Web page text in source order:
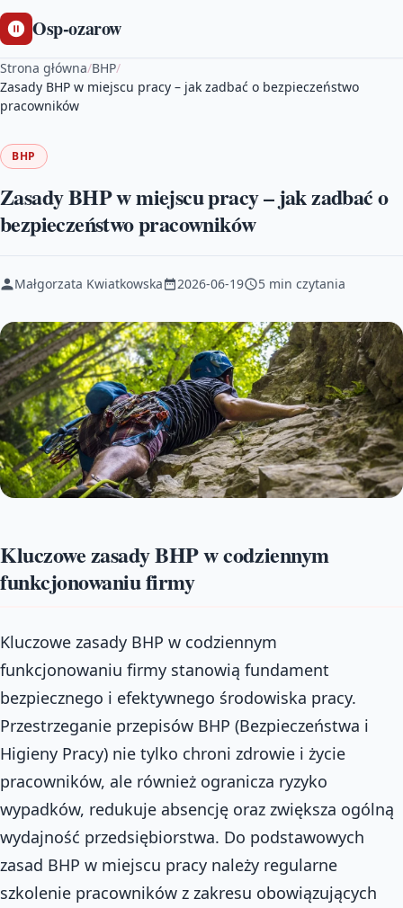
Osp-ozarow
Strona główna/BHP/
Zasady BHP w miejscu pracy – jak zadbać o bezpieczeństwo
pracowników
BHP
Zasady BHP w miejscu pracy – jak zadbać o
bezpieczeństwo pracowników
Małgorzata Kwiatkowska 2026-06-19 5 min czytania
Kluczowe zasady BHP w codziennym
funkcjonowaniu firmy
Kluczowe zasady BHP w codziennym
funkcjonowaniu firmy stanowią fundament
bezpiecznego i efektywnego środowiska pracy.
Przestrzeganie przepisów BHP (Bezpieczeństwa i
Higieny Pracy) nie tylko chroni zdrowie i życie
pracowników, ale również ogranicza ryzyko
wypadków, redukuje absencję oraz zwiększa ogólną
wydajność przedsiębiorstwa. Do podstawowych
zasad BHP w miejscu pracy należy regularne
szkolenie pracowników z zakresu obowiązujących